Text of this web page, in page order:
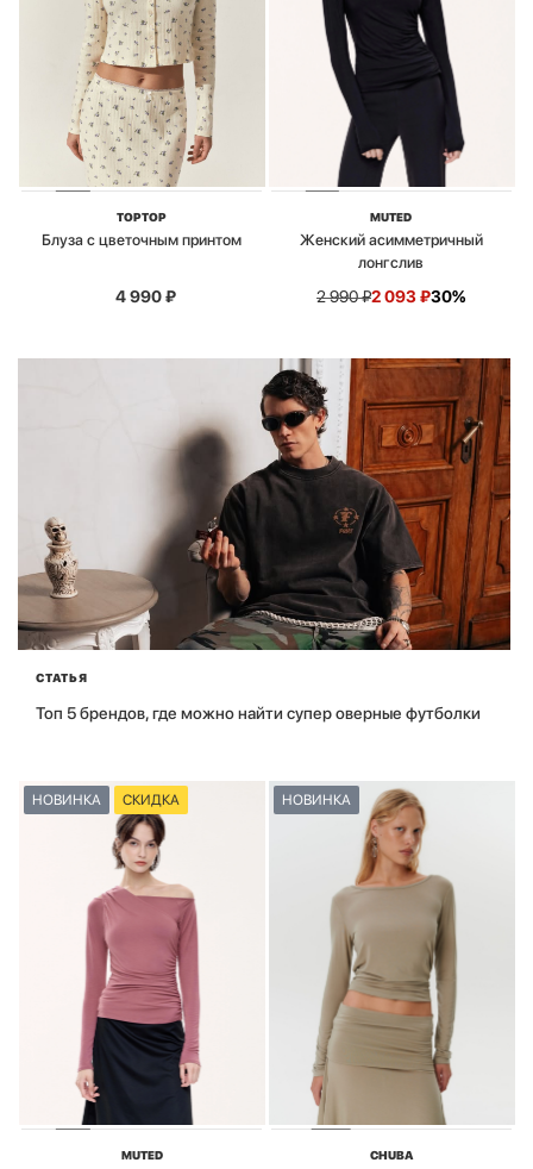
TOPTOP
Блуза с цветочным принтом
4 990₽
MUTED
Женский асимметричный
лонгслив
2 990₽2 093₽30%
СТАТЬЯ
Топ 5 брендов, где можно найти супер оверные футболки
НОВИНКА СКИДКА
MUTED
НОВИНКА
CHUBA